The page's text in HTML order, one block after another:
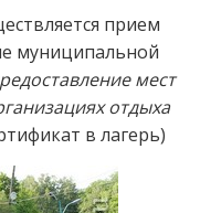
прием
муниципальной
мест
отдыха
в лагерь)